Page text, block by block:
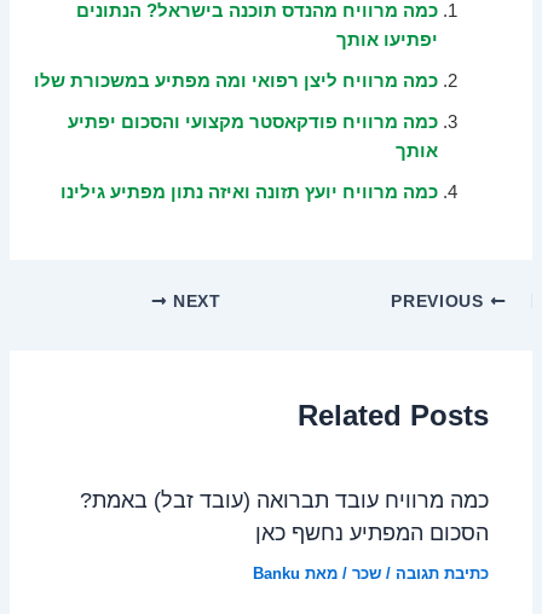
כמה מרוויח מהנדס תוכנה בישראל? הנתונים
יפתיעו אותך
כמה מרוויח ליצן רפואי ומה מפתיע במשכורת שלו
כמה מרוויח פודקאסטר מקצועי והסכום יפתיע
אותך
כמה מרוויח יועץ תזונה ואיזה נתון מפתיע גילינו
NEXT
Related Posts
כמה מרוויח עובד תברואה (עובד זבל) באמת?
הסכום המפתיע נחשף כאן
כתיבת תגובה /שכר / מאת Banku